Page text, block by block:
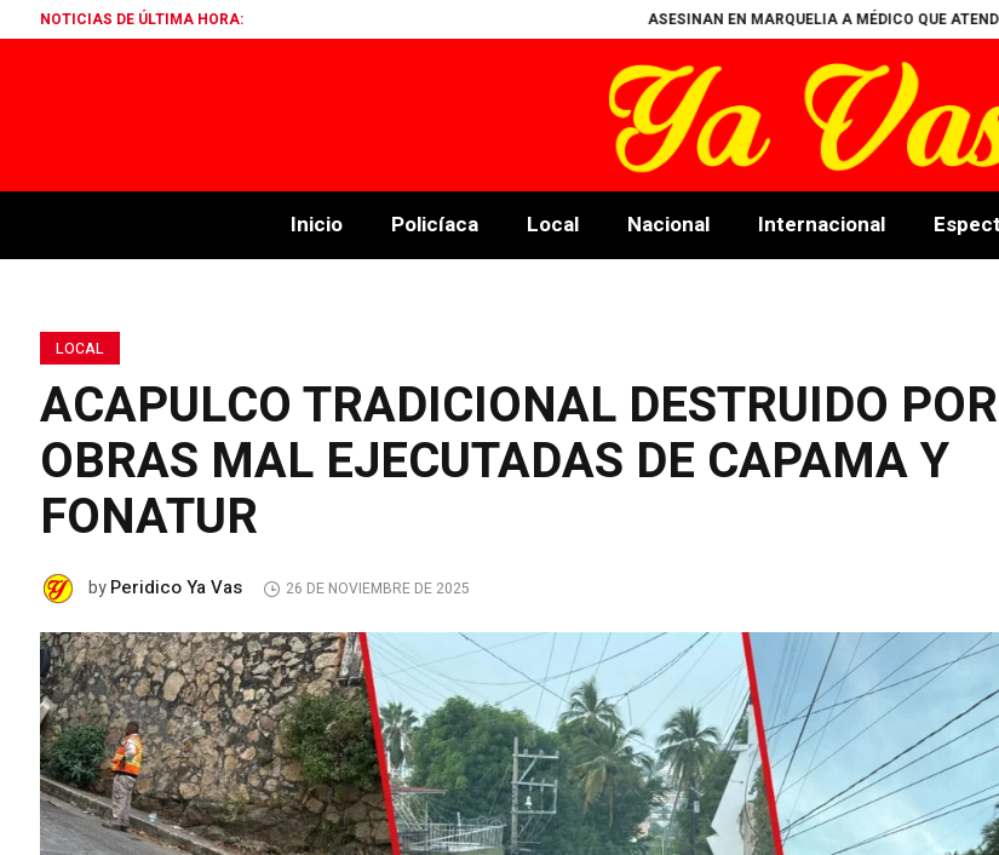
NOTICIAS DE ÚLTIMA HORA: ASESINAN EN MARQUELIA A MÉDICO QUE ATENDIÓ A HERIDOS
Inicio Policíaca Local Nacional Internacional
LOCAL
ACAPULCO TRADICIONAL DESTRUIDO POR
OBRAS MAL EJECUTADAS DE CAPAMA Y
FONATUR
byPeridico Ya Vas 26 DE NOVIEMBRE DE 2025